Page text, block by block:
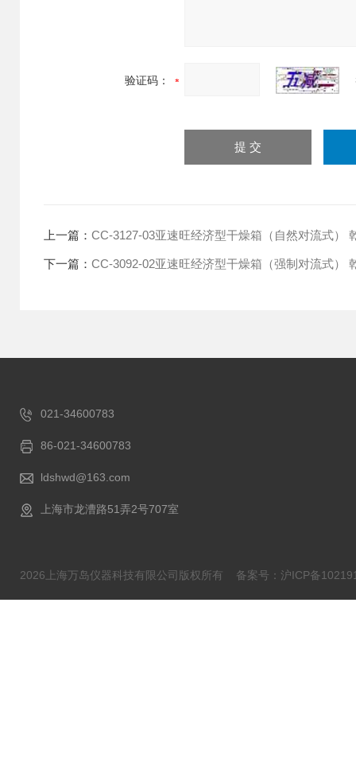
验证码：
上一篇： CC-3127-03亚速旺经济型干燥箱（自然对流式）
下一篇： CC-3092-02亚速旺经济型干燥箱（强制对流式）
021-34600783
86-021-34600783
ldshwd@163.com
上海市龙漕路51弄2号707室
2026上海万岛仪器科技有限公司版权所有 备案号：沪ICP备